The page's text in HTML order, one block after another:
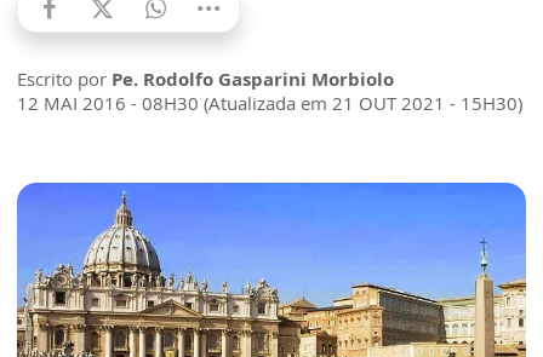
Escrito por Pe. Rodolfo Gasparini Morbiolo
12 MAI 2016 - 08H30 (Atualizada em 21 OUT 2021 - 15H30)